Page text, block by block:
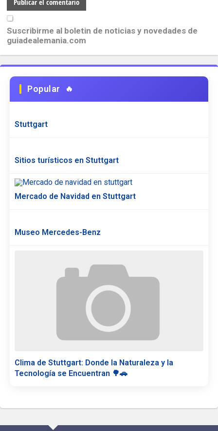
Suscribirme al boletin de noticias y novedades de
guiadealemania.com
Popular
Stuttgart
Sitios turísticos en Stuttgart
Mercado de Navidad en Stuttgart
Museo Mercedes-Benz
Clima de Stuttgart: Donde la Naturaleza y la
Tecnología se Encuentran 🌳🚗